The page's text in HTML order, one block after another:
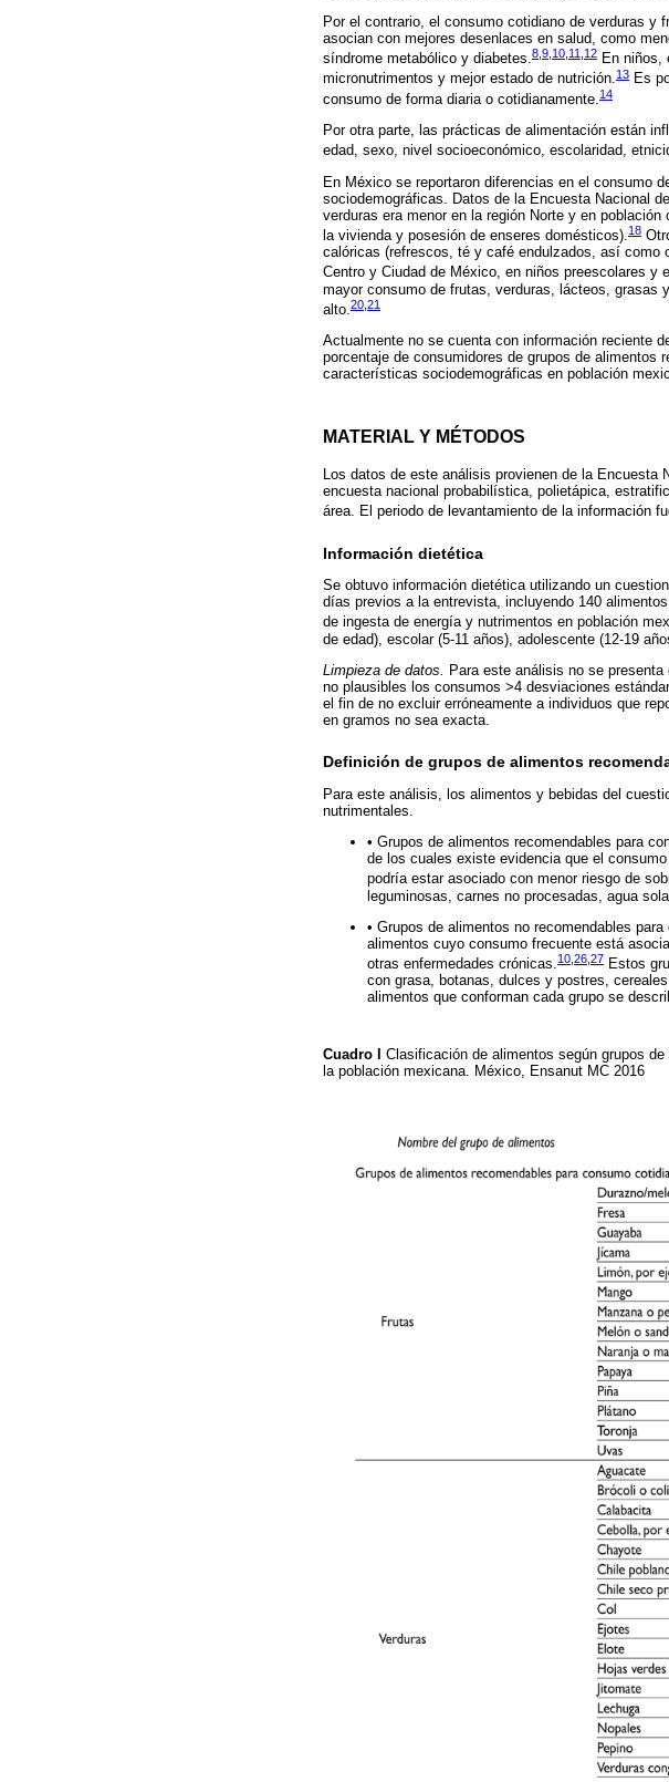
Por el contrario, el consumo cotidiano de verduras
asocian con mejores desenlaces en salud, como
síndrome metabólico y diabetes.8 9 10 11 12 En niños,
micronutrimentos y mejor estado de nutrición.13 Es
consumo de forma diaria o cotidianamente.14
Por otra parte, las prácticas de alimentación están
edad, sexo, nivel socioeconómico, escolaridad,
En México se reportaron diferencias en el consumo
sociodemográficas. Datos de la Encuesta Nacional
verduras era menor en la región Norte y en
la vivienda y posesión de enseres domésticos).18
calóricas (refrescos, té y café endulzados, así como
Centro y Ciudad de México, en niños preescolares y
mayor consumo de frutas, verduras, lácteos, grasas
alto.20 21
Actualmente no se cuenta con información reciente
porcentaje de consumidores de grupos de alimentos
características sociodemográficas en población
MATERIAL Y MÉTODOS
Los datos de este análisis provienen de la Encuesta
encuesta nacional probabilística, polietápica,
área. El periodo de levantamiento de la información
Información dietética
Se obtuvo información dietética utilizando un
días previos a la entrevista, incluyendo 140
de ingesta de energía y nutrimentos en población
de edad), escolar (5-11 años), adolescente (12-19
Limpieza de datos.
Para este análisis no se
no plausibles los consumos >4 desviaciones
el fin de no excluir erróneamente a individuos que
en gramos no sea exacta.
Definición de grupos de alimentos
Para este análisis, los alimentos y bebidas del
nutrimentales.
• Grupos de alimentos recomendables para
de los cuales existe evidencia que el
podría estar asociado con menor riesgo de
leguminosas, carnes no procesadas, agua
• Grupos de alimentos no recomendables
alimentos cuyo consumo frecuente está
otras enfermedades crónicas.10 26 27 Estos
con grasa, botanas, dulces y postres,
alimentos que conforman cada grupo se
Cuadro I Clasificación de alimentos según grupos
la población mexicana. México, Ensanut MC 2016